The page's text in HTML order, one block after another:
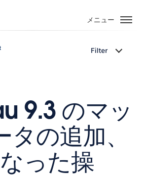
メニュー
Filter
9.3 のマッ
タの追加、
った操